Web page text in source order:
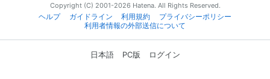
Copyright (C) 2001-2026 Hatena. All Rights Reserved.
ヘルプ
ガイドライン 利用規約
プライバシーポリシー
利用者情報の外部送信について
日本語 PC版 ログイン